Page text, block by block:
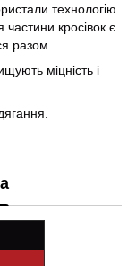
технологію
кросівок є
разом.
міцність і